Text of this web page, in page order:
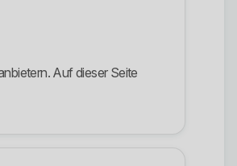
Auf dieser Seite